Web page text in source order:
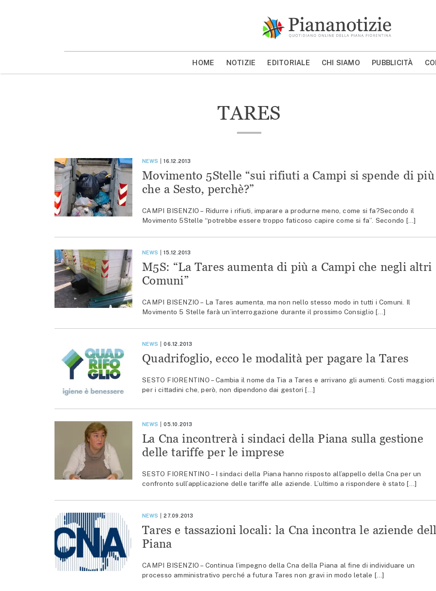
MOSTRA/NASCONDI CERCA
HOME NOTIZIE EDITORIALE CHI SIAMO PUBBLICITÀ
TARES
NEWS 16.12.2013
Movimento 5Stelle “sui rifiuti a Campi si spende di più
che a Sesto, perchè?”
CAMPI BISENZIO – Ridurre i rifiuti, imparare a produrne meno, come si fa?Secondo il
Movimento 5Stelle “potrebbe essere troppo faticoso capire come si fa”. Secondo […]
NEWS 15.12.2013
M5S: “La Tares aumenta di più a Campi che negli altri
Comuni”
CAMPI BISENZIO – La Tares aumenta, ma non nello stesso modo in tutti i Comuni. Il
Movimento 5 Stelle farà un’interrogazione durante il prossimo Consiglio […]
NEWS 06.12.2013
Quadrifoglio, ecco le modalità per pagare la Tares
SESTO FIORENTINO – Cambia il nome da Tia a Tares e arrivano gli aumenti. Costi maggiori
per i cittadini che, però, non dipendono dai gestori […]
NEWS 05.10.2013
La Cna incontrerà i sindaci della Piana sulla gestione
delle tariffe per le imprese
SESTO FIORENTINO – I sindaci della Piana hanno risposto all’appello della Cna per un
confronto sull’applicazione delle tariffe alle aziende. L’ultimo a rispondere è stato […]
NEWS 27.09.2013
Tares e tassazioni locali: la Cna incontra le aziende
Piana
CAMPI BISENZIO – Continua l’impegno della Cna della Piana al fine di individuare un
processo amministrativo perché a futura Tares non gravi in modo letale […]